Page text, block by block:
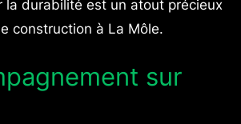
la durabilité est un atout précieux
construction à La Môle.
sur